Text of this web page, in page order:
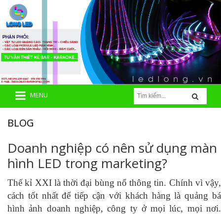
MENU
BLOG
Doanh nghiệp có nên sử dụng màn
hình LED trong marketing?
Thế kỉ XXI là thời đại bùng nổ thông tin. Chính vì vậy,
cách tốt nhất để tiếp cận với khách hàng là quảng bá
hình ảnh doanh nghiệp, công ty ở mọi lúc, mọi nơi.